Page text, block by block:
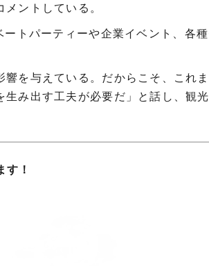
ントしている。
トパーティーや企業イベント、各種
を与えている。だからこそ、これま
み出す工夫が必要だ」と話し、観光
！